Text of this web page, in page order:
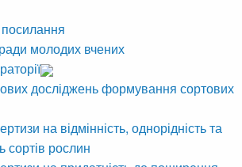
посилання
молодих вчених
досліджень формування сортових
на відмінність, однорідність та
сортів рослин